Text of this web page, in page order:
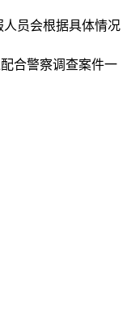
员会根据具体情况
合警察调查案件一